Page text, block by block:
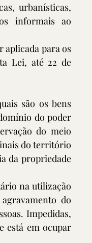
urbanísticas,
informais ao
aplicada para os
Lei, até 22 de
são os bens
do poder
do meio
do território
da propriedade
na utilização
do
Impedidas,
está em ocupar